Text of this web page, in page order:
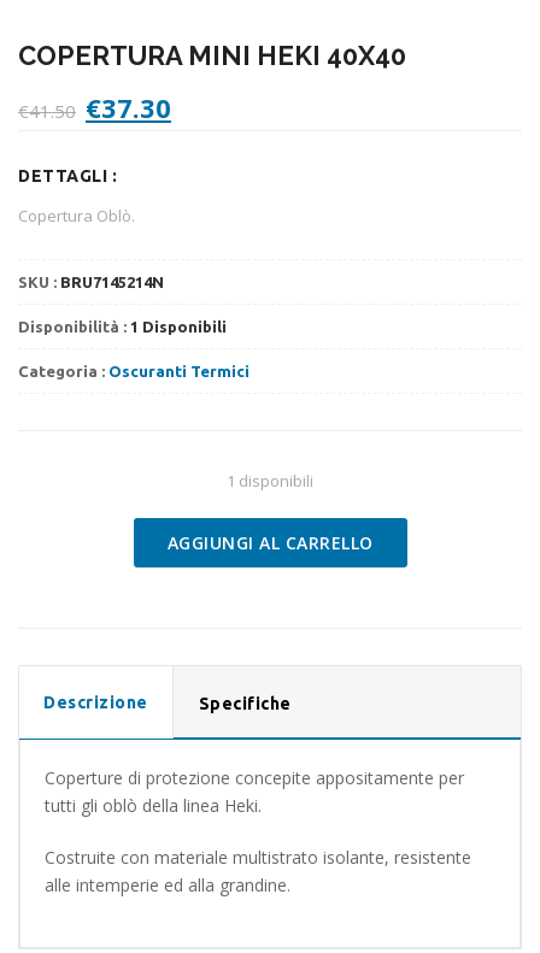
COPERTURA MINI HEKI 40X40
€41.50 Il
prezzo
era:
€41.50.
€37.30
prezzo
DETTAGLI :
Copertura Oblò.
SKU : BRU7145214N
Disponibilità : 1 Disponibili
Categoria : Oscuranti Termici
1 disponibili
Copertura
AGGIUNGI AL CARRELLO
Descrizione Specifiche
Coperture di protezione concepite appositamente per
tutti gli oblò della linea Heki.
Costruite con materiale multistrato isolante, resistente
alle intemperie ed alla grandine.